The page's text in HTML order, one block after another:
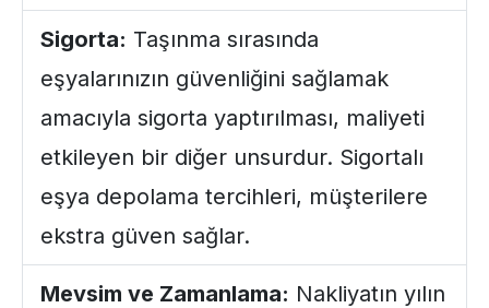
Sigorta: Taşınma sırasında
eşyalarınızın güvenliğini sağlamak
amacıyla sigorta yaptırılması, maliyeti
etkileyen bir diğer unsurdur. Sigortalı
eşya depolama tercihleri, müşterilere
ekstra güven sağlar.
Mevsim ve Zamanlama: Nakliyatın yılın